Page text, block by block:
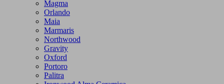
Magma
Orlando
Maia
Marmaris
Northwood
Gravity
Oxford
Portoro
Palitra